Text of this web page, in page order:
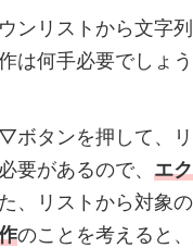
ンリストから文字
は何手必要でしょう
ボタンを押して、
要があるので、 エ
、リストから対象
のことを考えると